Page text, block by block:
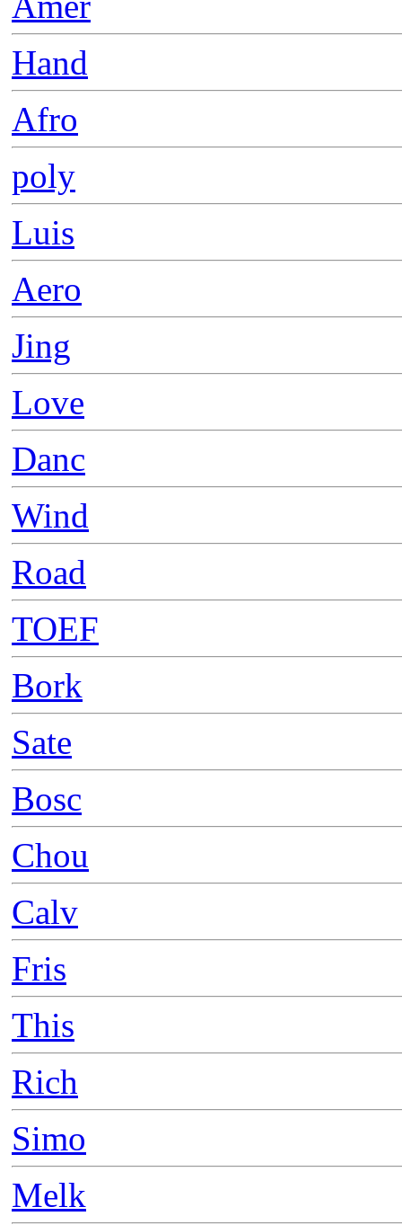
Hand
Afro
poly
Luis
Aero
Jing
Love
Danc
Wind
Road
TOEF
Bork
Sate
Bosc
Chou
Calv
Fris
This
Rich
Simo
Melk